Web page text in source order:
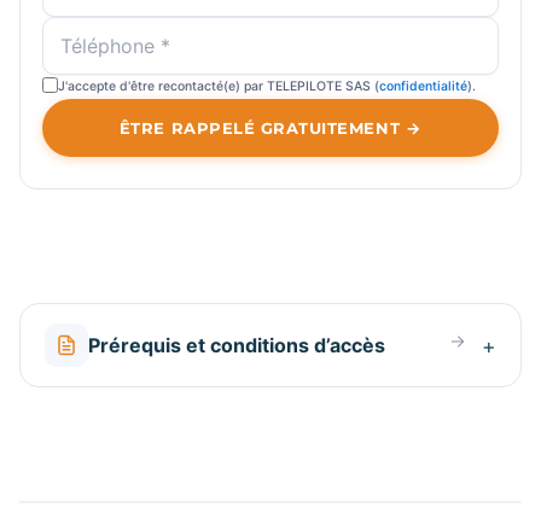
J'accepte d'être recontacté(e) par TELEPILOTE SAS (confidentialité).
ÊTRE RAPPELÉ GRATUITEMENT →
Prérequis et conditions d’accès